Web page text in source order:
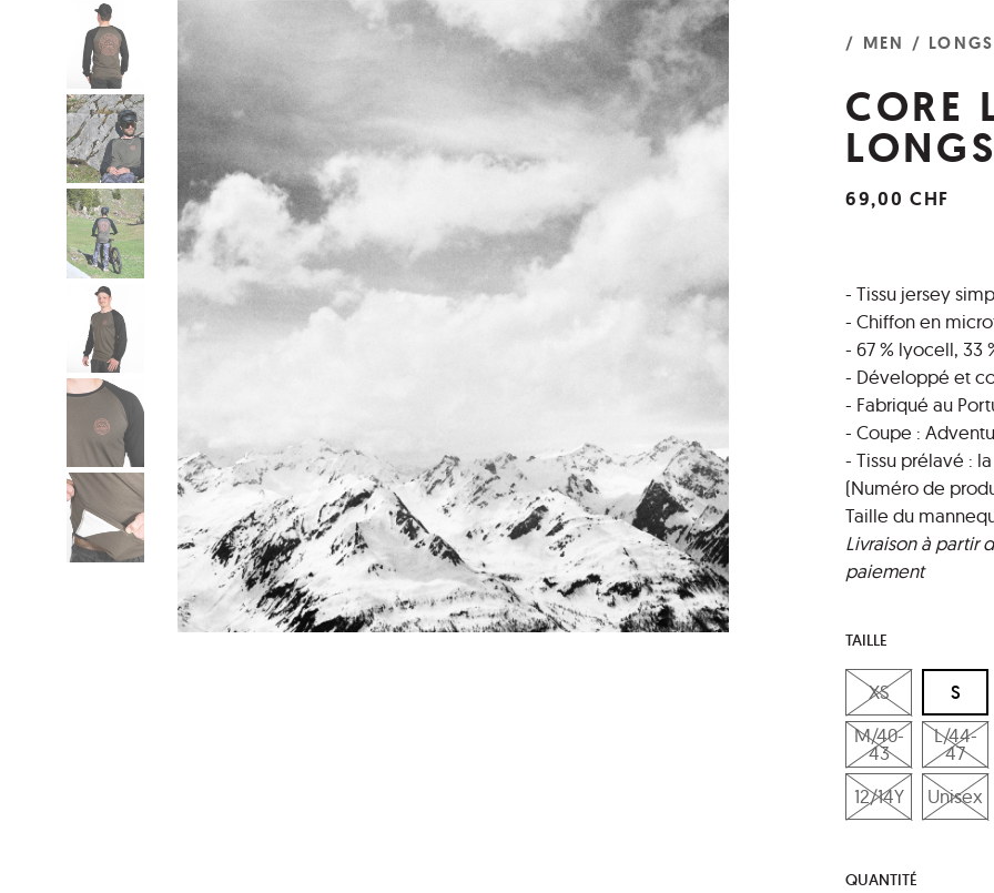
/ MEN /
CORE
69,00 CHF
- Tissu jersey
- Chiffon en
- 67 % lyocell, 33
- Développé et
- Fabriqué au
- Coupe :
- Tissu prélavé :
(Numéro de
Taille du
Livraison à partir
paiement
TAILLE
XS S
M/40-
43
L/44-
47
12/14Y
Unisex
QUANTITÉ